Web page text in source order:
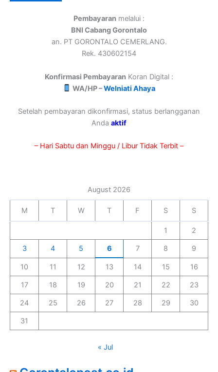
Pembayaran melalui :
BNI Cabang Gorontalo
an. PT GORONTALO CEMERLANG.
Rek. 430602154
Konfirmasi Pembayaran Koran Digital :
WA/HP –Welniati Ahaya
Setelah pembayaran dikonfirmasi, status berlangganan
Anda aktif
– Hari Sabtu dan Minggu / Libur Tidak Terbit –
August 2026
M T W T F S S
1 2
3 4 5 6 7 8 9
10 11 12 13 14 15 16
17 18 19 20 21 22 23
24 25 26 27 28 29 30
31
« Jul